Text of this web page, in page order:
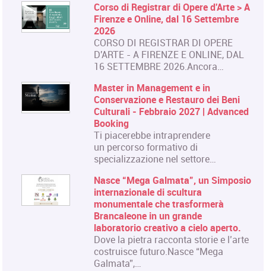
Corso di Registrar di Opere d'Arte > A
Firenze e Online, dal 16 Settembre
2026
CORSO DI REGISTRAR DI OPERE
D'ARTE - A FIRENZE E ONLINE, DAL
16 SETTEMBRE 2026.Ancora…
Master in Management e in
Conservazione e Restauro dei Beni
Culturali - Febbraio 2027 | Advanced
Booking
Ti piacerebbe intraprendere
un percorso formativo di
specializzazione nel settore…
Nasce “Mega Galmata”, un Simposio
internazionale di scultura
monumentale che trasformerà
Brancaleone in un grande
laboratorio creativo a cielo aperto.
Dove la pietra racconta storie e l’arte
costruisce futuro.Nasce “Mega
Galmata”,…